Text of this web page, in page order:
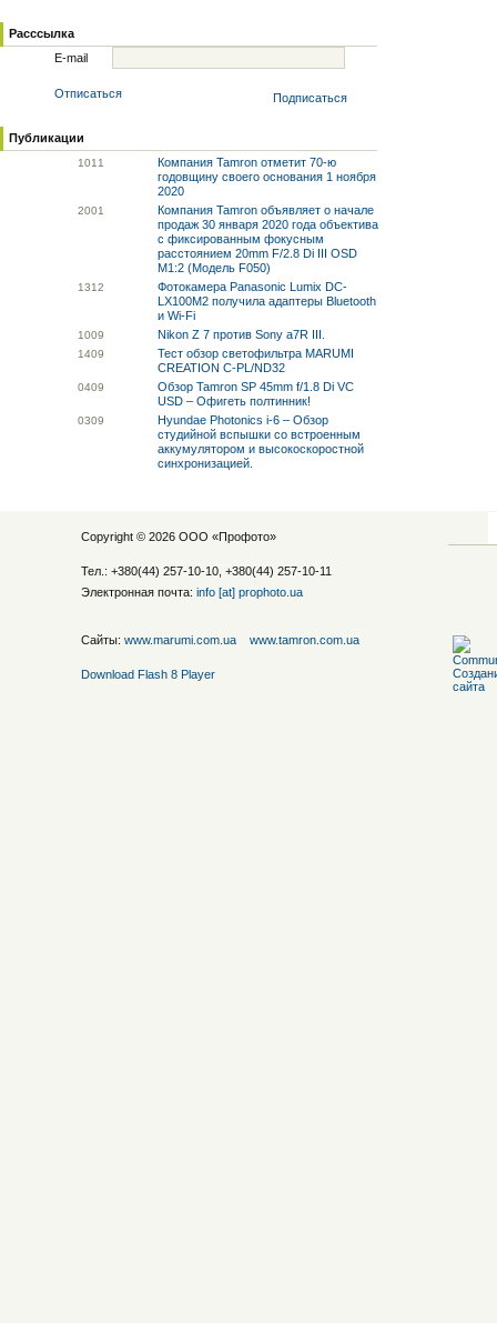
Расссылка
E-mail
Отписаться Подписаться
Публикации
1011
Компания Tamron отметит 70-ю
годовщину своего основания 1 ноября
2020
2001
Компания Tamron объявляет о начале
продаж 30 января 2020 года объектива
с фиксированным фокусным
расстоянием 20mm F/2.8 Di III OSD
M1:2 (Модель F050)
1312
Фотокамера Panasonic Lumix DC-
LX100M2 получила адаптеры Bluetooth
и Wi-Fi
1009 Nikon Z 7 против Sony a7R III.
1409
Тест обзор светофильтра MARUMI
CREATION C-PL/ND32
0409
Обзор Tamron SP 45mm f/1.8 Di VC
USD – Офигеть полтинник!
0309
Hyundae Photonics i-6 – Обзор
студийной вспышки со встроенным
аккумулятором и высокоскоростной
синхронизацией.
Copyright © 2026 ООО «Профото»
Тел.: +380(44) 257-10-10, +380(44) 257-10-11
Электронная почта: info [at] prophoto.ua
Сайты: www.marumi.com.ua www.tamron.com.ua
Download Flash 8 Player